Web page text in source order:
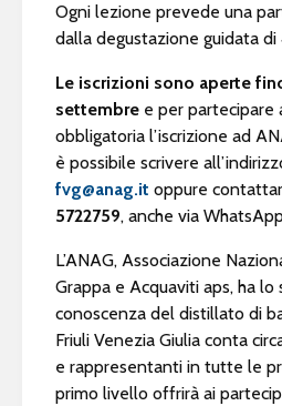
Ogni lezione prevede una
dalla degustazione guidata di
Le iscrizioni sono aperte
settembre e per partecipare
obbligatoria l’iscrizione ad
è possibile scrivere
fvg@anag.it oppure
5722759, anche via
L’ANAG, Associazione
Grappa e Acquaviti aps, ha
conoscenza del distillato di
Friuli Venezia Giulia conta
e rappresentanti in tutte le
primo livello offrirà ai